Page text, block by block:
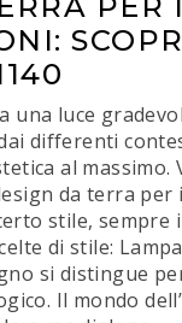
PER
una luce
differenti
al
da terra
stile, sempre
di stile:
si distingue
Il mondo